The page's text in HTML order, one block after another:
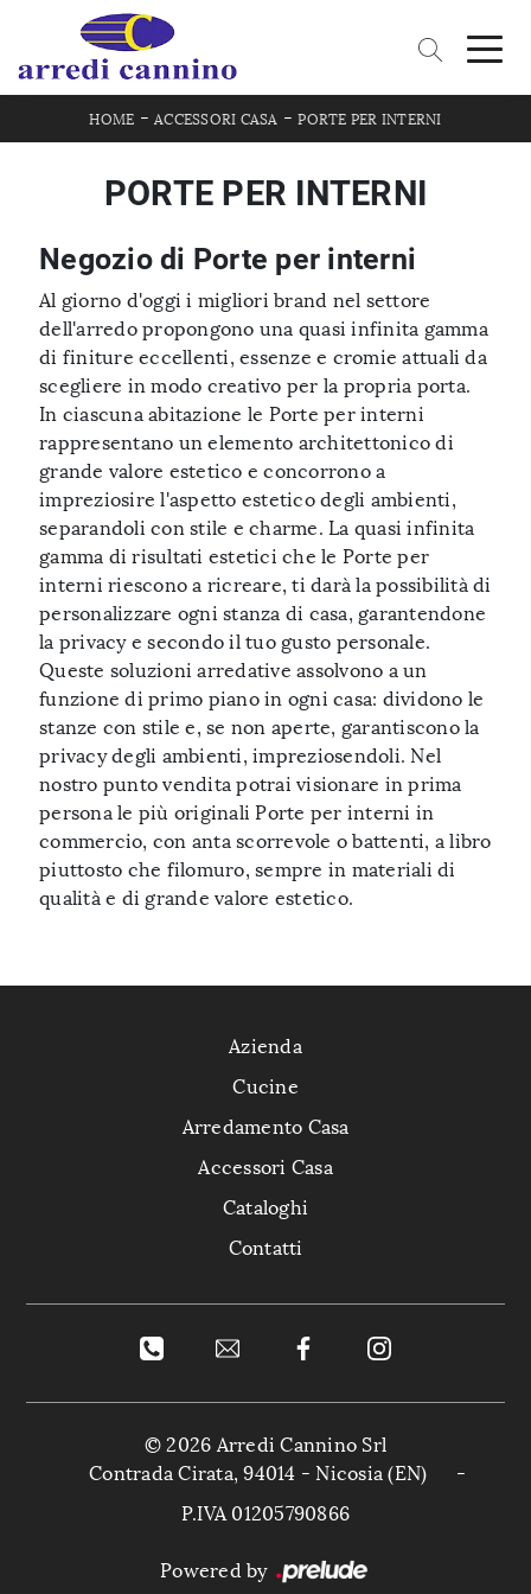
HOME -ACCESSORI CASA -PORTE PER INTERNI
PORTE PER INTERNI
Negozio di Porte per interni
Al giorno d'oggi i migliori brand nel settore
dell'arredo propongono una quasi infinita gamma
di finiture eccellenti, essenze e cromie attuali da
scegliere in modo creativo per la propria porta.
In ciascuna abitazione le Porte per interni
rappresentano un elemento architettonico di
grande valore estetico e concorrono a
impreziosire l'aspetto estetico degli ambienti,
separandoli con stile e charme. La quasi infinita
gamma di risultati estetici che le Porte per
interni riescono a ricreare, ti darà la possibilità di
personalizzare ogni stanza di casa, garantendone
la privacy e secondo il tuo gusto personale.
Queste soluzioni arredative assolvono a un
funzione di primo piano in ogni casa: dividono le
stanze con stile e, se non aperte, garantiscono la
privacy degli ambienti, impreziosendoli. Nel
nostro punto vendita potrai visionare in prima
persona le più originali Porte per interni in
commercio, con anta scorrevole o battenti, a libro
piuttosto che filomuro, sempre in materiali di
qualità e di grande valore estetico.
Azienda
Cucine
Arredamento Casa
Accessori Casa
Cataloghi
Contatti
© 2026 Arredi Cannino Srl
Contrada Cirata, 94014 - Nicosia (EN)
-
P.IVA 01205790866
Powered by